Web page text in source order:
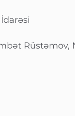
Rüstəmov,